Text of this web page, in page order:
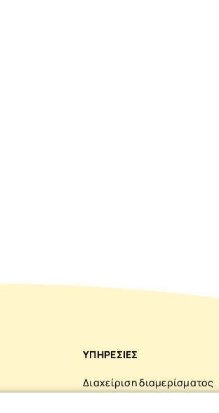
ΥΠΗΡΕΣΙΕΣ
Διαχείριση διαμερίσματος